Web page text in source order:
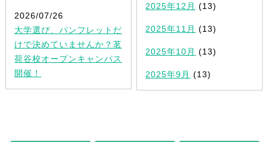
2026/07/26
大学選び、パンフレットだ
けで決めていませんか？茗
荷谷校オープンキャンパス
開催！
2025年12月 (13)
2025年11月 (13)
2025年10月 (13)
2025年9月 (13)